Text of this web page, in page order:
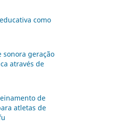
como
sonora geração
através de
de
atletas de